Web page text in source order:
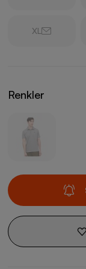
XL
Renkler